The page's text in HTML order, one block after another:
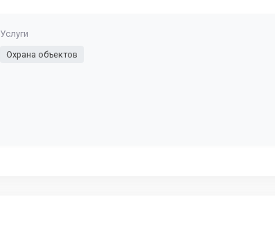
Услуги
Охрана объектов